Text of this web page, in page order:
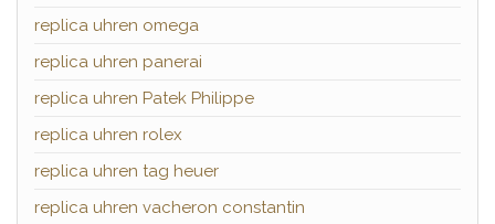
replica uhren omega
replica uhren panerai
replica uhren Patek Philippe
replica uhren rolex
replica uhren tag heuer
replica uhren vacheron constantin